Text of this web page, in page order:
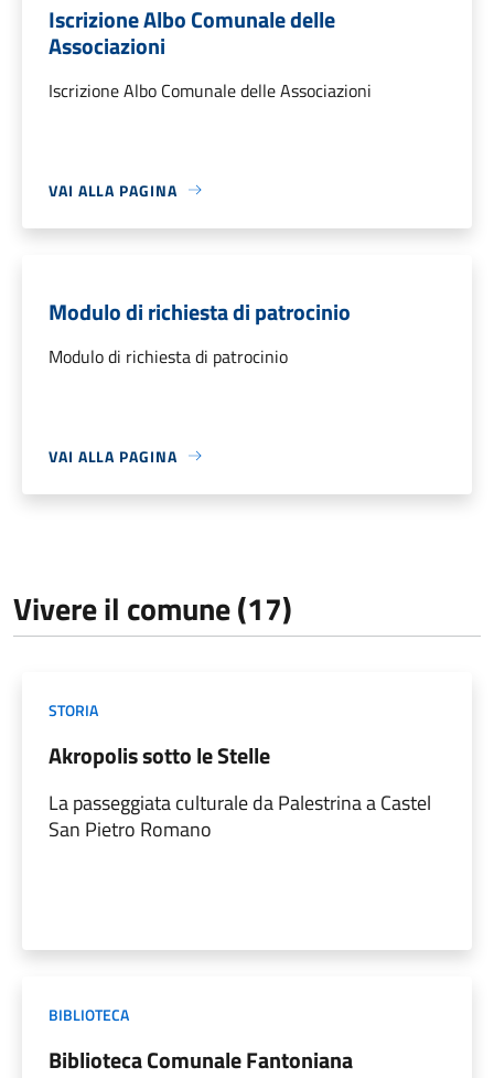
Iscrizione Albo Comunale delle
Associazioni
Iscrizione Albo Comunale delle Associazioni
VAI ALLA PAGINA
Modulo di richiesta di patrocinio
Modulo di richiesta di patrocinio
VAI ALLA PAGINA
Vivere il comune (17)
STORIA
Akropolis sotto le Stelle
La passeggiata culturale da Palestrina a Castel
San Pietro Romano
BIBLIOTECA
Biblioteca Comunale Fantoniana